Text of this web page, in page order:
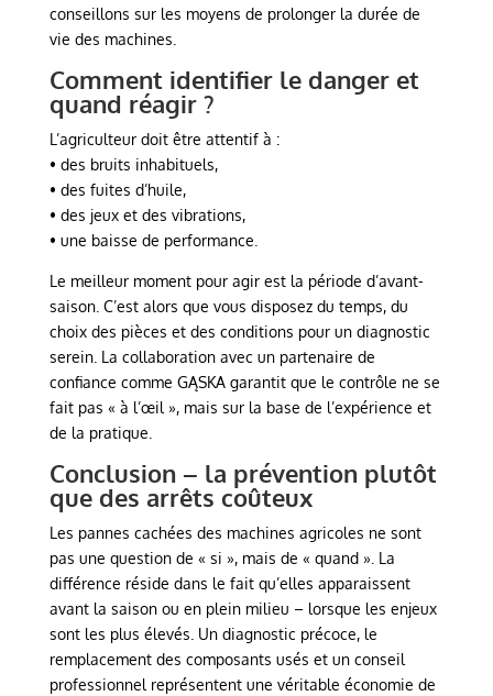
conseillons sur les moyens de prolonger la durée de
vie des machines.
Comment identifier le danger et
quand réagir ?
L’agriculteur doit être attentif à :
• des bruits inhabituels,
• des fuites d’huile,
• des jeux et des vibrations,
• une baisse de performance.
Le meilleur moment pour agir est la période d’avant-
saison. C’est alors que vous disposez du temps, du
choix des pièces et des conditions pour un diagnostic
serein. La collaboration avec un partenaire de
confiance comme GĄSKA garantit que le contrôle ne se
fait pas « à l’œil », mais sur la base de l’expérience et
de la pratique.
Conclusion – la prévention plutôt
que des arrêts coûteux
Les pannes cachées des machines agricoles ne sont
pas une question de « si », mais de « quand ». La
différence réside dans le fait qu’elles apparaissent
avant la saison ou en plein milieu – lorsque les enjeux
sont les plus élevés. Un diagnostic précoce, le
remplacement des composants usés et un conseil
professionnel représentent une véritable économie de